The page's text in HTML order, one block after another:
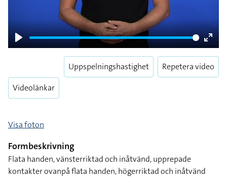
Play
Enter
Videolänkar
Uppspelningshastighet Repetera video
Visa foton
Formbeskrivning
Flata handen, vänsterriktad och inåtvänd, upprepade
kontakter ovanpå flata handen, högerriktad och inåtvänd